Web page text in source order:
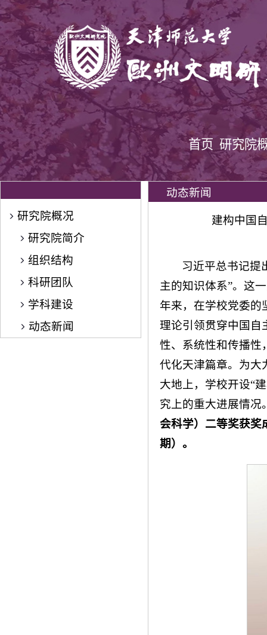
首页 研究院
研究院概况
研究院简介
组织结构
科研团队
学科建设
动态新闻
动态新闻
建构中国
习近平总书记提
主的知识体系”。这
年来，在学校党委的
理论引领贯穿中国自
性、系统性和传播性
代化天津篇章。为大
大地上，学校开设“
究上的重大进展情况
会科学）二等奖获奖
期）。